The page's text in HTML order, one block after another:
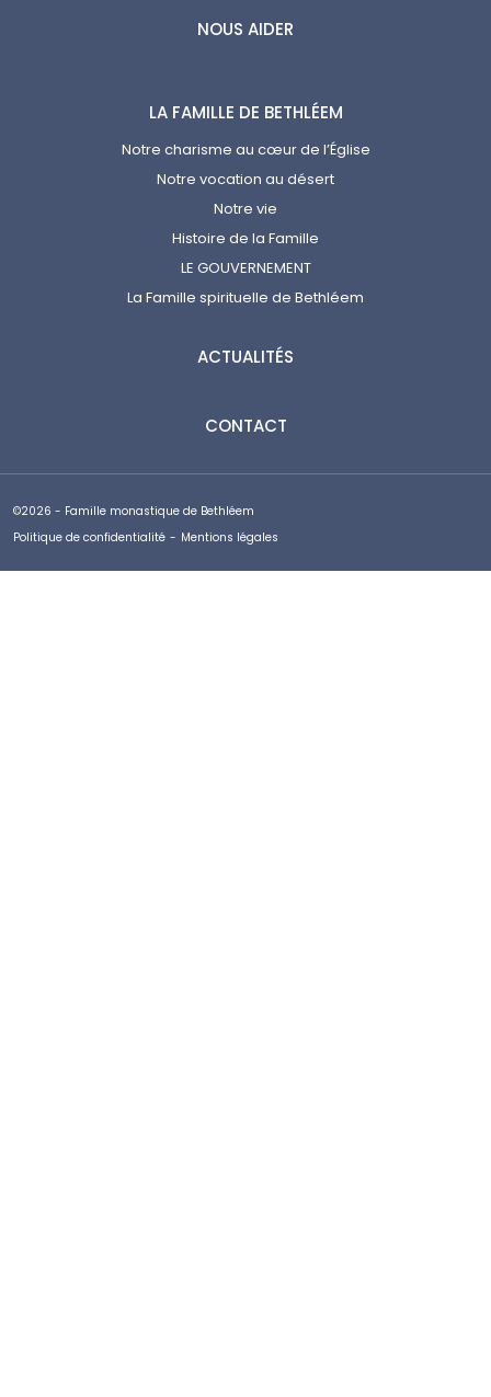
LA FAMILLE DE BETHLÉEM
Notre charisme au cœur de l’Église
Notre vocation au désert
Notre vie
Histoire de la Famille
LE GOUVERNEMENT
La Famille spirituelle de Bethléem
ACTUALITÉS
CONTACT
NOUS AIDER
©2026 - Famille monastique de Bethléem
Politique de confidentialité - Mentions légales